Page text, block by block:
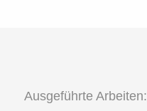
Ausgeführte Arbeiten: